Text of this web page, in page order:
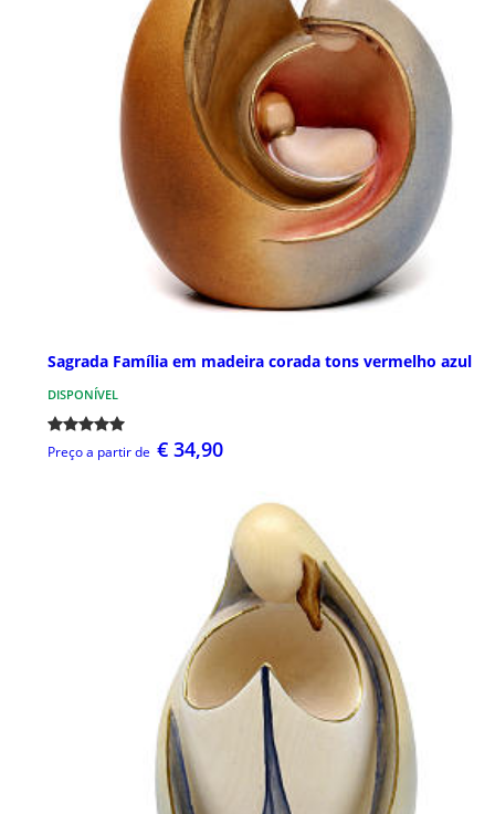
Sagrada Família em madeira corada tons vermelho azul
DISPONÍVEL
Preço a partir de € 34,90